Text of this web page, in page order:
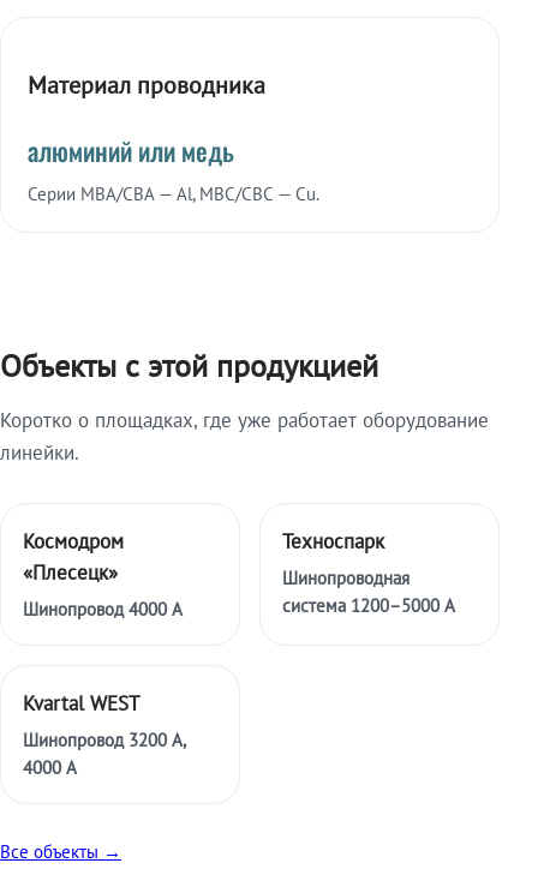
Материал проводника
алюминий или медь
Серии МВА/СВА — Al, МВС/СВС — Cu.
Объекты с этой продукцией
Коротко о площадках, где уже работает оборудование
линейки.
Космодром
«Плесецк»
Шинопровод 4000 А
Техноспарк
Шинопроводная
система 1200–5000 А
Kvartal WEST
Шинопровод 3200 А,
4000 А
Все объекты →